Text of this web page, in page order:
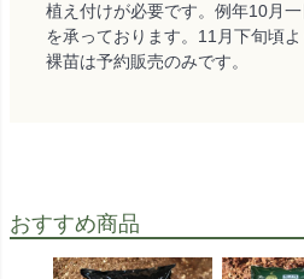
植え付けが必要です。例年10月
を承っております。11月下旬頃よ
裸苗は予約販売のみです。
おすすめ商品